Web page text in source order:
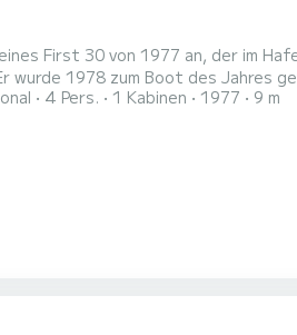
First 30 von 1977 an, der im
1978 zum Boot des Jahres
seine ausgezeichneten
4 Pers. 1 Kabinen 1977 9 m